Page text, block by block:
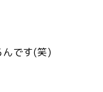
です(笑)